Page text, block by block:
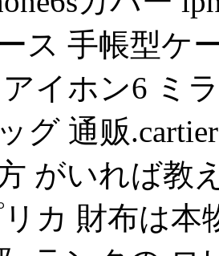
ス 手帳型ケ
イホン6 ミ
グ 通贩
がいれば教
カ 財布は本